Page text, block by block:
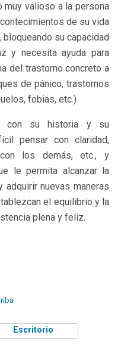
muy valioso a la persona
de su vida
su capacidad
y necesita ayuda para
del trastorno concreto a
de pánico, trastornos
fobias, etc.)
con su historia y su
pensar con claridad,
con los demás, etc., y
le permita alcanzar la
nuevas maneras
el equilibrio y la
plena y feliz.
Escritorio